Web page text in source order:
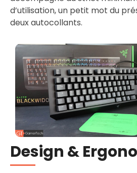
d’utilisation, un petit mot du
deux autocollants.
Design &